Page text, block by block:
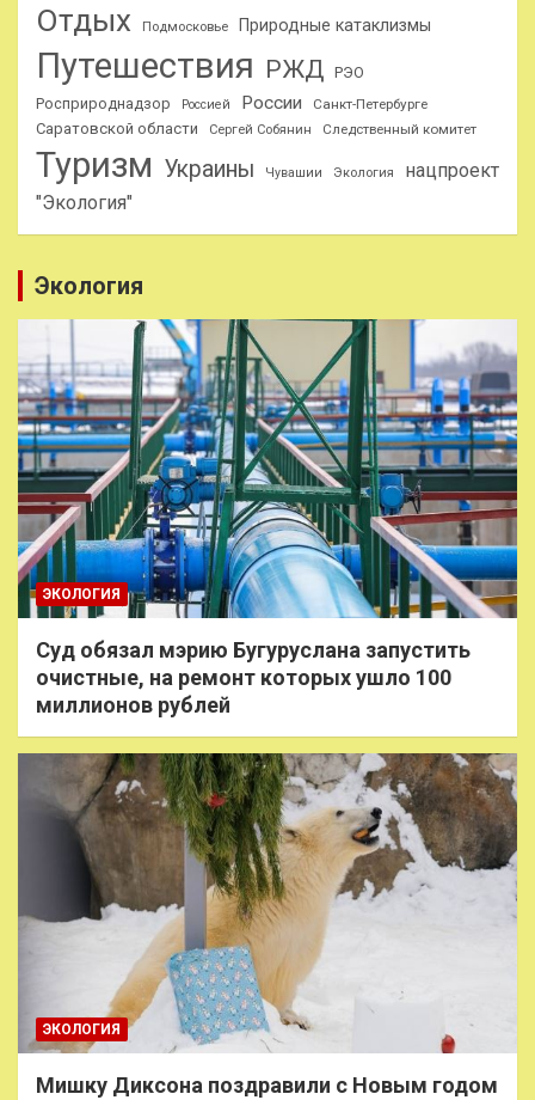
Отдых Подмосковье Природные катаклизмы
Путешествия РЖД РЭО
Росприроднадзор
Россией России Санкт-Петербурге
Саратовской области Сергей Собянин Следственный комитет
Туризм Украины Чувашии Экология
нацпроект
"Экология"
Экология
ЭКОЛОГИЯ
Суд обязал мэрию Бугуруслана запустить
очистные, на ремонт которых ушло 100
миллионов рублей
ЭКОЛОГИЯ
Мишку Диксона поздравили с Новым годом